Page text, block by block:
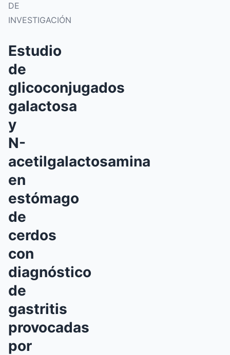
DE
INVESTIGACIÓN
Estudio
de
glicoconjugados
galactosa
y
N-
acetilgalactosamina
en
estómago
de
cerdos
con
diagnóstico
de
gastritis
provocadas
por